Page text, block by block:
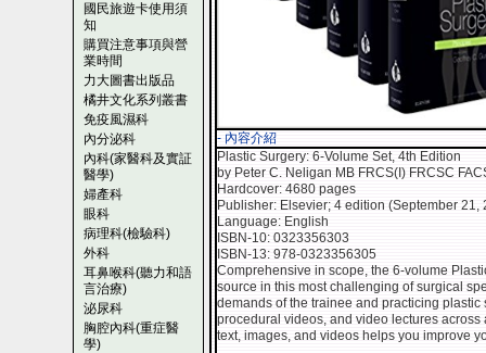
國民旅遊卡使用須
知
購買注意事項與營
業時間
力大圖書出版品
橘井文化系列叢書
免疫風濕科
內分泌科
內科(家醫科及實証
醫學)
婦產科
眼科
病理科(檢驗科)
外科
耳鼻喉科(聽力和語
言治療)
泌尿科
胸腔內科(重症醫
學)
- 內容介紹
Plastic Surgery: 6-Volume Set, 4th Edition
by Peter C. Neligan MB FRCS(I) FRCSC
Hardcover: 4680 pages
Publisher: Elsevier; 4 edition (September 21,
Language: English
ISBN-10: 0323356303
ISBN-13: 978-0323356305
Comprehensive in scope, the 6-volume
source in this most challenging of surgical
demands of the trainee and practicing
procedural videos, and video lectures
text, images, and videos helps you improve